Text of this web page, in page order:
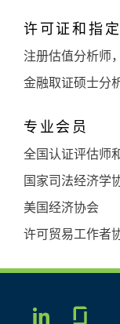
许可证和指定
注册估值分析师
金融取证硕士分
专业会员
全国认证评估师
国家司法经济学
美国经济协会
许可贸易工作者